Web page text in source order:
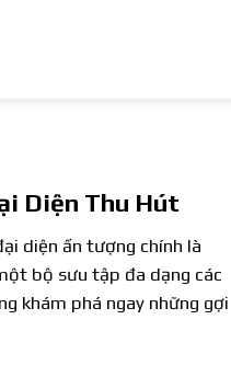
Diện Thu Hút
diện ấn tượng chính là
bộ sưu tập đa dạng các
khám phá ngay những gợi